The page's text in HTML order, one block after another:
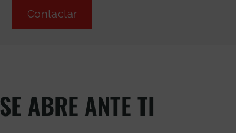
Contactar
SE ABRE ANTE TI